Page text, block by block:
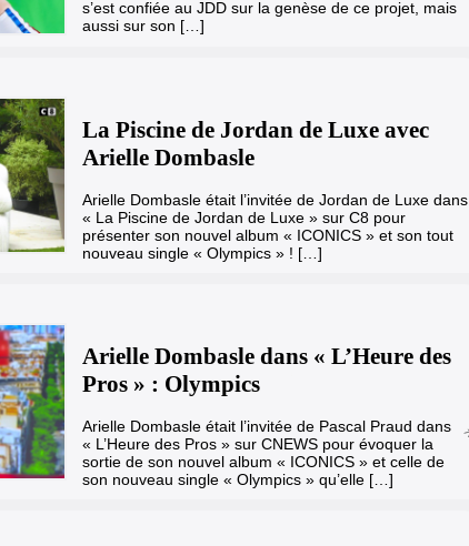
s’est confiée au JDD sur la genèse de ce projet, mais
aussi sur son […]
La Piscine de Jordan de Luxe avec
Arielle Dombasle
Arielle Dombasle était l’invitée de Jordan de Luxe dans
« La Piscine de Jordan de Luxe » sur C8 pour
présenter son nouvel album « ICONICS » et son tout
nouveau single « Olympics » ! […]
Arielle Dombasle dans « L’Heure des
Pros » : Olympics
Arielle Dombasle était l’invitée de Pascal Praud dans
« L’Heure des Pros » sur CNEWS pour évoquer la
sortie de son nouvel album « ICONICS » et celle de
son nouveau single « Olympics » qu’elle […]